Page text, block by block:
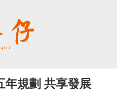
年規劃 共享發展